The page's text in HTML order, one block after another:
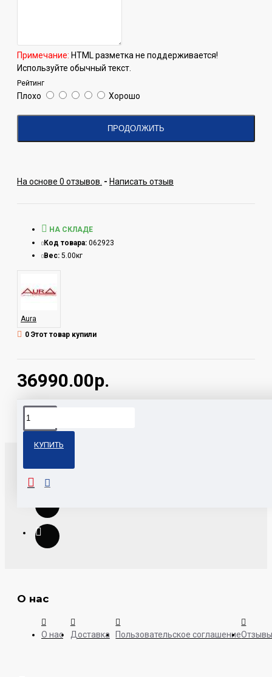
Примечание: HTML разметка не поддерживается!
Используйте обычный текст.
Рейтинг
Плохо Хорошо
ПРОДОЛЖИТЬ
На основе 0 отзывов. - Написать отзыв
36990.00р.
НА СКЛАДЕ
Код товара: 062923
Вес: 5.00кг
Aura
0 Этот товар купили
КУПИТЬ
Теги:
О нас
О нас Доставка Пользовательское соглашение